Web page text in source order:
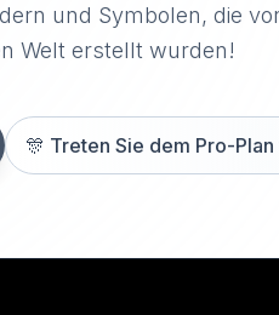
und Symbolen, die
Welt erstellt wurden!
🎊 Treten Sie dem Pro-